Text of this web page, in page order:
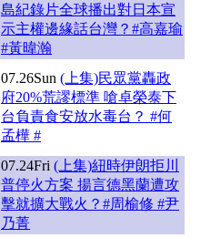
島紀錄片全球播出對日本宣
示主權邊緣話台灣？#高嘉瑜
#黃暐瀚
07.26Sun (上集)民眾黨轟政
府20%荒謬標準 嗆卓榮泰下
台負責食安放水毒台？ #何
孟樺 #
07.24Fri (上集)紐時伊朗拒川
普停火方案 揚言德黑蘭遭攻
擊就擴大戰火？#周榆修 #尹
乃菁